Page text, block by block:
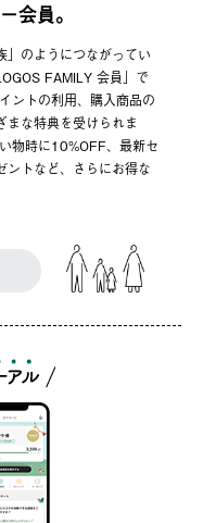
会員。
」のようにつながってい
FAMILY 会員」で
ントの利用、購入商品の
まな特典を受けられま
物時に10%OFF、最新セ
ントなど、さらにお得な